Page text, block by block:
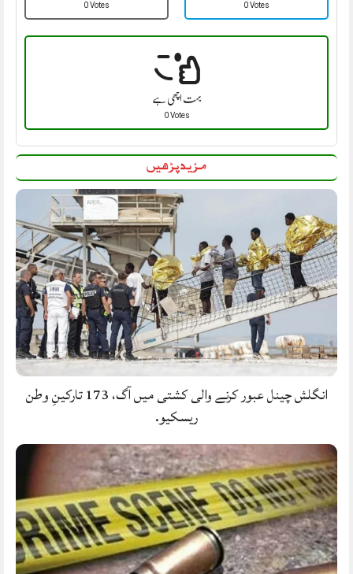
0 Votes 0 Votes
بہت اچھی ہے
0 Votes
مزید پڑھیں
انگلش چینل عبور کرنے والی کشتی میں آگ، 173 تارکینِ وطن
ریسکیو.